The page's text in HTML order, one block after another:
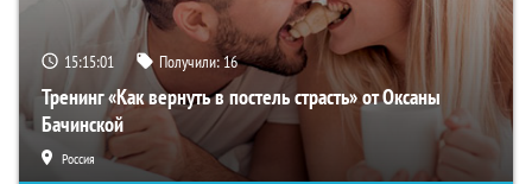
15:15:00 Получили:16
Тренинг «Как вернуть в постель страсть» от Оксаны
Бачинской
Россия